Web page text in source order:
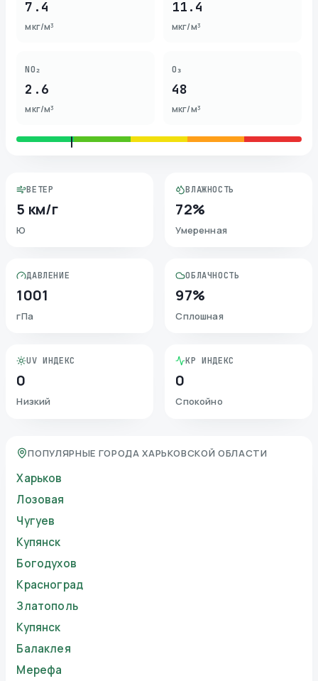
7.4
мкг/м³
11.4
мкг/м³
NO₂
2.6
мкг/м³
O₃
48
мкг/м³
ВЕТЕР
5 км/г
Ю
ВЛАЖНОСТЬ
72%
Умеренная
ДАВЛЕНИЕ
1001
гПа
ОБЛАЧНОСТЬ
97%
Сплошная
UV ИНДЕКС
0
Низкий
KP ИНДЕКС
0
Спокойно
ПОПУЛЯРНЫЕ ГОРОДА ХАРЬКОВСКОЙ ОБЛАСТИ
Харьков
Лозовая
Чугуев
Купянск
Богодухов
Красноград
Златополь
Купянск
Балаклея
Мерефа